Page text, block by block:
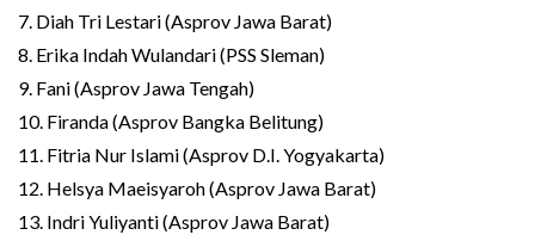
7. Diah Tri Lestari (Asprov Jawa Barat)
8. Erika Indah Wulandari (PSS Sleman)
9. Fani (Asprov Jawa Tengah)
10. Firanda (Asprov Bangka Belitung)
11. Fitria Nur Islami (Asprov D.I. Yogyakarta)
12. Helsya Maeisyaroh (Asprov Jawa Barat)
13. Indri Yuliyanti (Asprov Jawa Barat)